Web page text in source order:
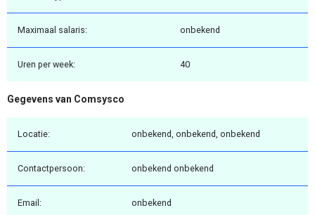
Maximaal salaris: onbekend
Uren per week: 40
Gegevens van Comsysco
Locatie: onbekend, onbekend, onbekend
Contactpersoon: onbekend onbekend
Email: onbekend